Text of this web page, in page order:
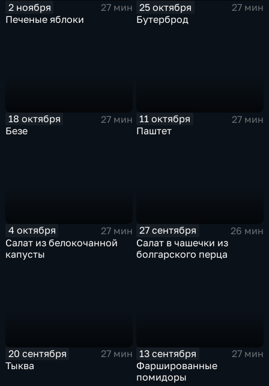
2 ноября
27 мин
Печеные яблоки
25 октября
27 мин
Бутерброд
18 октября
27 мин
Безе
11 октября
27 мин
Паштет
4 октября
27 мин
Салат из белокочанной
капусты
27 сентября
26 мин
Салат в чашечки из
болгарского перца
20 сентября
27 мин
Тыква
13 сентября
27 мин
Фаршированные
помидоры